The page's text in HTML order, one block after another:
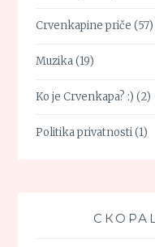
Crvenkapine priče (57)
Muzika(19)
Ko je Crvenkapa? :) (2)
Politika privatnosti(1)